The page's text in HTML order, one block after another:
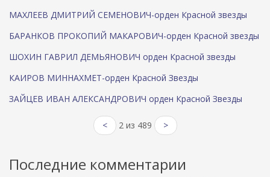
МАХЛЕЕВ ДМИТРИЙ СЕМЕНОВИЧ-орден Красной звезды
БАРАНКОВ ПРОКОПИЙ МАКАРОВИЧ-орден Красной звезды
ШОХИН ГАВРИЛ ДЕМЬЯНОВИЧ орден Красной звезды
КАИРОВ МИННАХМЕТ-орден Красной Звезды
ЗАЙЦЕВ ИВАН АЛЕКСАНДРОВИЧ орден Красной Звезды
< 2 из 489 >
Последние комментарии